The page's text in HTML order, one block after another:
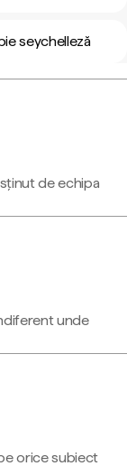
seychelleză
de echipa
unde
orice subiect